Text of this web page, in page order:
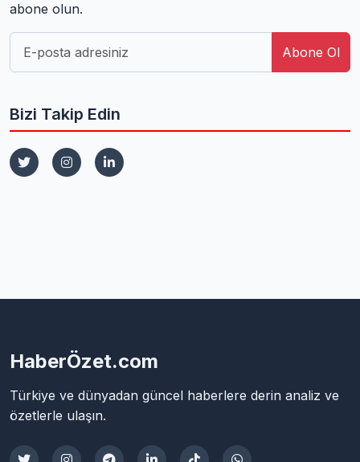
abone olun.
Abone Ol
Bizi Takip Edin
HaberÖzet.com
Türkiye ve dünyadan güncel haberlere derin analiz ve
özetlerle ulaşın.